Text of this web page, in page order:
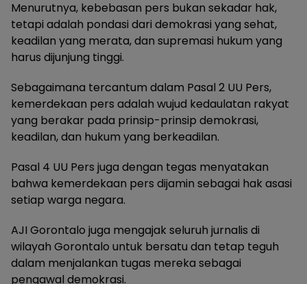
Menurutnya, kebebasan pers bukan sekadar hak,
tetapi adalah pondasi dari demokrasi yang sehat,
keadilan yang merata, dan supremasi hukum yang
harus dijunjung tinggi.
Sebagaimana tercantum dalam Pasal 2 UU Pers,
kemerdekaan pers adalah wujud kedaulatan rakyat
yang berakar pada prinsip-prinsip demokrasi,
keadilan, dan hukum yang berkeadilan.
Pasal 4 UU Pers juga dengan tegas menyatakan
bahwa kemerdekaan pers dijamin sebagai hak asasi
setiap warga negara.
AJI Gorontalo juga mengajak seluruh jurnalis di
wilayah Gorontalo untuk bersatu dan tetap teguh
dalam menjalankan tugas mereka sebagai
pengawal demokrasi.